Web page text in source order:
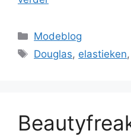
Categorieën
Modeblog
Tags
Douglas, elastieken